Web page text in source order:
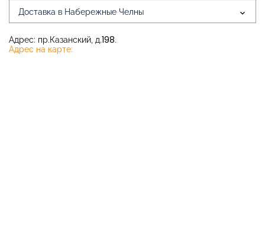
Доставка в Набережные Челны
Адрес: пр.Казанский, д.198.
Адрес на карте: